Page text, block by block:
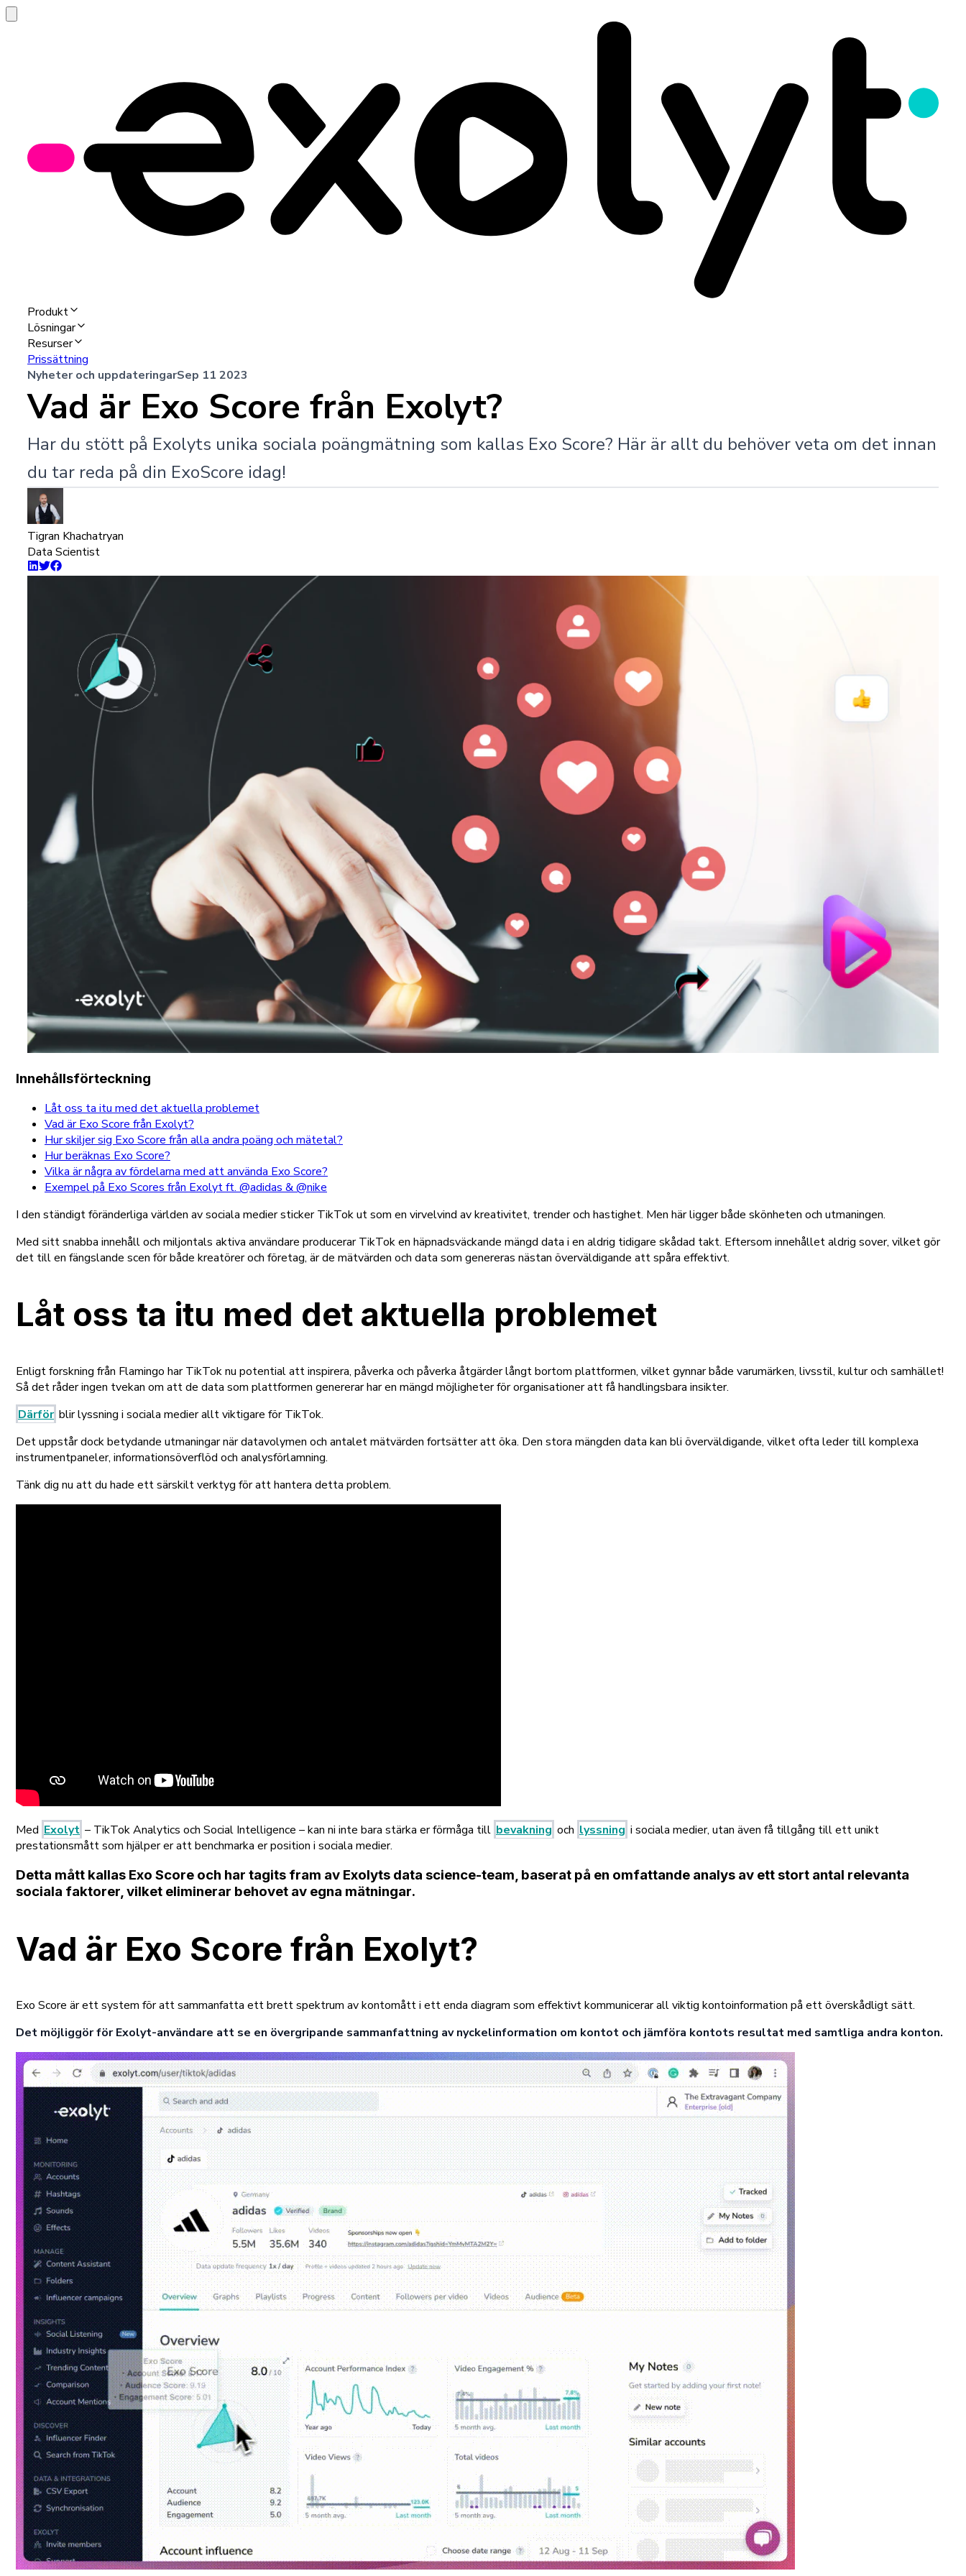
Produkt
Lösningar
Resurser
Prissättning
Nyheter och uppdateringarSep 11 2023
Vad är Exo Score från Exolyt?
Har du stött på Exolyts unika sociala poängmätning som kallas Exo Score? Här är allt du behöver veta om det innan
du tar reda på din ExoScore idag!
Tigran Khachatryan
Data Scientist
Innehållsförteckning
Låt oss ta itu med det aktuella problemet
Vad är Exo Score från Exolyt?
Hur skiljer sig Exo Score från alla andra poäng och mätetal?
Hur beräknas Exo Score?
Vilka är några av fördelarna med att använda Exo Score?
Exempel på Exo Scores från Exolyt ft. @adidas & @nike
I den ständigt föränderliga världen av sociala medier sticker TikTok ut som en virvelvind av kreativitet, trender och hastighet. Men här ligger både skönheten och utmaningen.
Med sitt snabba innehåll och miljontals aktiva användare producerar TikTok en häpnadsväckande mängd data i en aldrig tidigare skådad takt. Eftersom innehållet aldrig sover, vilket gör
det till en fängslande scen för både kreatörer och företag, är de mätvärden och data som genereras nästan överväldigande att spåra effektivt.
Låt oss ta itu med det aktuella problemet
Enligt forskning från Flamingo har TikTok nu potential att inspirera, påverka och påverka åtgärder långt bortom plattformen, vilket gynnar både varumärken, livsstil, kultur och samhället!
Så det råder ingen tvekan om att de data som plattformen genererar har en mängd möjligheter för organisationer att få handlingsbara insikter.
Därför blir lyssning i sociala medier allt viktigare för TikTok.
Det uppstår dock betydande utmaningar när datavolymen och antalet mätvärden fortsätter att öka. Den stora mängden data kan bli överväldigande, vilket ofta leder till komplexa
instrumentpaneler, informationsöverflöd och analysförlamning.
Tänk dig nu att du hade ett särskilt verktyg för att hantera detta problem.
Med Exolyt – TikTok Analytics och Social Intelligence – kan ni inte bara stärka er förmåga till bevakning och lyssning i sociala medier, utan även få tillgång till ett unikt
prestationsmått som hjälper er att benchmarka er position i sociala medier.
Detta mått kallas Exo Score och har tagits fram av Exolyts data science-team, baserat på en omfattande analys av ett stort antal relevanta
sociala faktorer, vilket eliminerar behovet av egna mätningar.
Vad är Exo Score från Exolyt?
Exo Score är ett system för att sammanfatta ett brett spektrum av kontomått i ett enda diagram som effektivt kommunicerar all viktig kontoinformation på ett överskådligt sätt.
Det möjliggör för Exolyt-användare att se en övergripande sammanfattning av nyckelinformation om kontot och jämföra kontots resultat med samtliga andra konton.